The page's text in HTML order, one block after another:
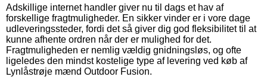
Adskillige internet handler giver nu til dags et hav af
forskellige fragtmuligheder. En sikker vinder er i vore dage
udleveringssteder, fordi det så giver dig god fleksibilitet til at
kunne afhente ordren når der er mulighed for det.
Fragtmuligheden er nemlig vældig gnidningsløs, og ofte
ligeledes den mindst kostelige type af levering ved køb af
Lynlåstrøje mænd Outdoor Fusion.